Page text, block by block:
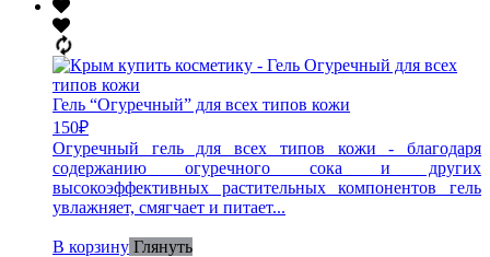
Гель “Огуречный” для всех типов кожи
150₽
Огуречный гель для всех типов кожи - благодаря
содержанию огуречного сока и других
высокоэффективных растительных компонентов гель
увлажняет, смягчает и питает...
В корзину Глянуть